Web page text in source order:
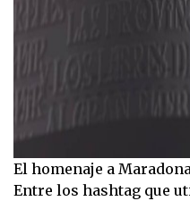
El homenaje a
Entre los hashtag que